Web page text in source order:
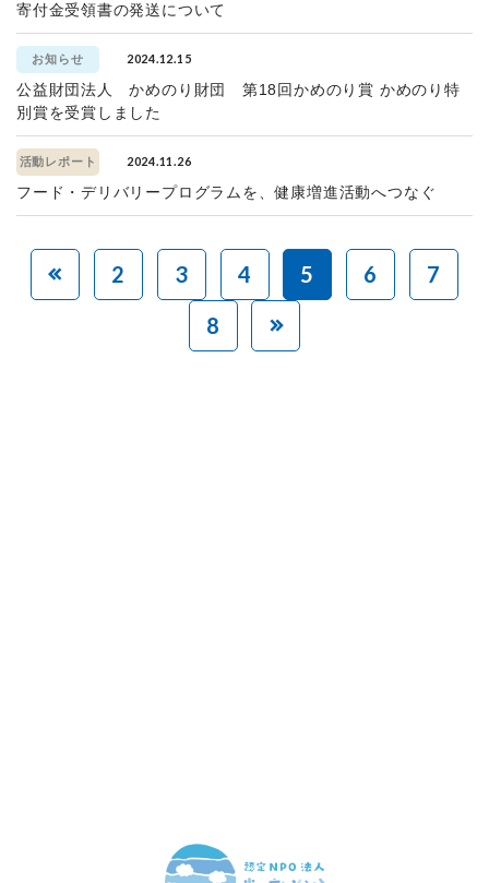
寄付金受領書の発送について
お知らせ 2024.12.15
公益財団法人 かめのり財団 第18回かめのり賞 かめのり特
別賞を受賞しました
活動レポート 2024.11.26
フード・デリバリープログラムを、健康増進活動へつなぐ
2 3 4 5 6
7
8